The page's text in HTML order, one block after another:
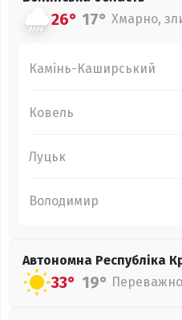
26° 17° Хмарно,
Камінь-Каширський
Ковель
Луцьк
Володимир
Автономна Республіка
33° 19°